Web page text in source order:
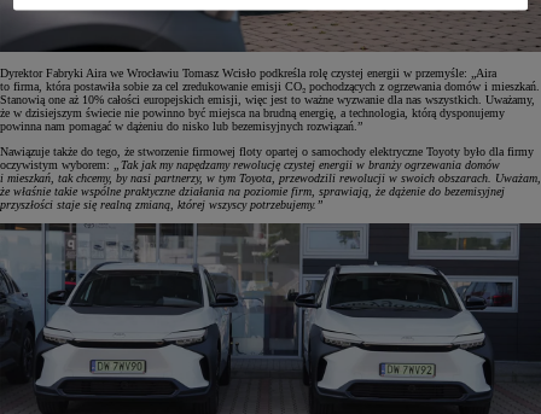
Dyrektor Fabryki Aira we Wrocławiu Tomasz Wcisło podkreśla rolę czystej energii w przemyśle: „Aira
to firma, która postawiła sobie za cel zredukowanie emisji CO₂ pochodzących z ogrzewania domów i mieszkań.
Stanowią one aż 10% całości europejskich emisji, więc jest to ważne wyzwanie dla nas wszystkich. Uważamy,
że w dzisiejszym świecie nie powinno być miejsca na brudną energię, a technologia, którą dysponujemy
powinna nam pomagać w dążeniu do nisko lub bezemisyjnych rozwiązań.”
Nawiązuje także do tego, że stworzenie firmowej floty opartej o samochody elektryczne Toyoty było dla firmy
oczywistym wyborem: „Tak jak my napędzamy rewolucję czystej energii w branży ogrzewania domów
i mieszkań, tak chcemy, by nasi partnerzy, w tym Toyota, przewodzili rewolucji w swoich obszarach. Uważam,
że właśnie takie wspólne praktyczne działania na poziomie firm, sprawiają, że dążenie do bezemisyjnej
przyszłości staje się realną zmianą, której wszyscy potrzebujemy.”